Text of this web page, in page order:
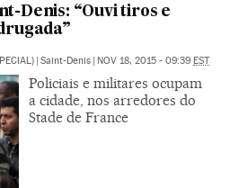
Denis: “Ouvi tiros e
Saint-Denis NOV 18, 2015 - 09:39 EST
Policiais e militares ocupam
a cidade, nos arredores do
Stade de France